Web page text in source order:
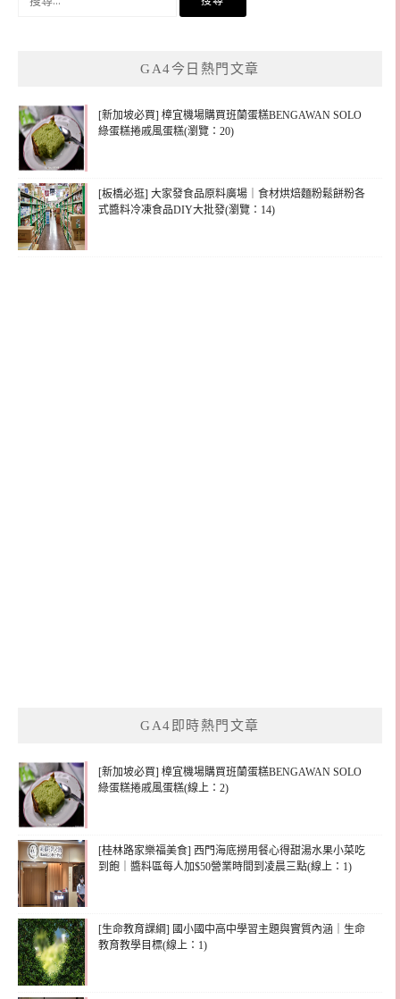
GA4今日熱門文章
[新加坡必買] 樟宜機場購買班蘭蛋糕BENGAWAN SOLO
綠蛋糕捲戚風蛋糕(瀏覽：20)
[板橋必逛] 大家發食品原料廣場｜食材烘焙麵粉鬆餅粉各
式醬料冷凍食品DIY大批發(瀏覽：14)
GA4即時熱門文章
[新加坡必買] 樟宜機場購買班蘭蛋糕BENGAWAN SOLO
綠蛋糕捲戚風蛋糕(線上：2)
[桂林路家樂福美食] 西門海底撈用餐心得甜湯水果小菜吃
到飽｜醬料區每人加$50營業時間到凌晨三點(線上：1)
[生命教育課綱] 國小國中高中學習主題與實質內涵｜生命
教育教學目標(線上：1)